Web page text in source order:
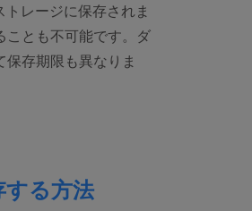
レージに保存されま
ことも不可能です。ダ
存期限も異なりま
る方法